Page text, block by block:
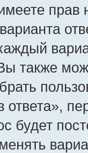
прав
также
ответа»,
будет